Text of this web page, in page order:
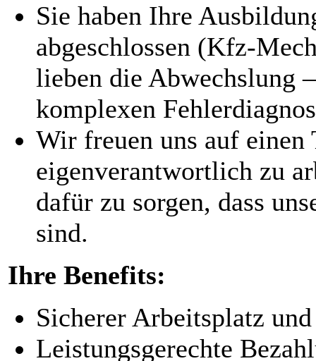
Sie haben Ihre
abgeschlossen (Kfz-
lieben die Abwechslung
komplexen
Wir freuen uns auf einen
eigenverantwortlich zu
dafür zu sorgen, dass
sind.
Ihre Benefits:
Sicherer Arbeitsplatz
Leistungsgerechte